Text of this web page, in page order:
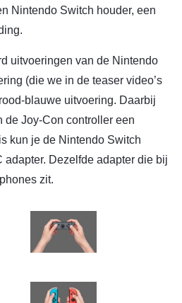
Nintendo Switch houder, een
uitvoeringen van de Nintendo
(die we in de teaser video’s
blauwe uitvoering. Daarbij
de Joy-Con controller een
kun je de Nintendo Switch
adapter. Dezelfde adapter die bij
zit.